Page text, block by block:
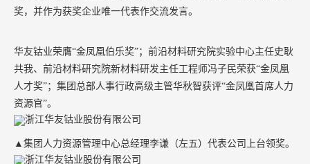
奖，并作为获奖企业唯一代表作交流发言。
华友钴业荣膺“金凤凰伯乐奖”；前沿材料研究院实验中心主任史耿
共我、前沿材料研究院新材料研发主任工程师冯子民荣获“金凤凰
人才奖”；集团总部人事行政高级主管华秋智获评“金凤凰首席人力
资源官”。
▲集团人力资源管理中心总经理李谦（左五）代表公司上台领奖。